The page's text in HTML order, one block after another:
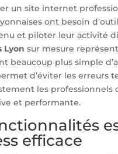
un site internet
ont besoin
et piloter leur activité
Lyon sur mesure
beaucoup plus simple
d’éviter les erreurs
les professionnels
et performante.
efficace